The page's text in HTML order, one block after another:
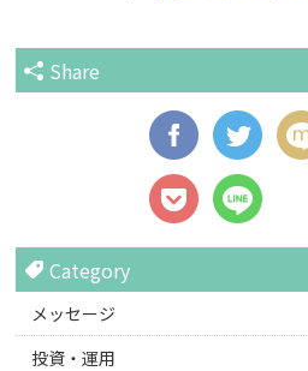
Share
Category
メッセージ
投資・運用